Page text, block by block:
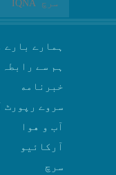
ہمارے بارے
ہم سے رابطہ
سروے رپورٹ
آب و هوا
سرچ